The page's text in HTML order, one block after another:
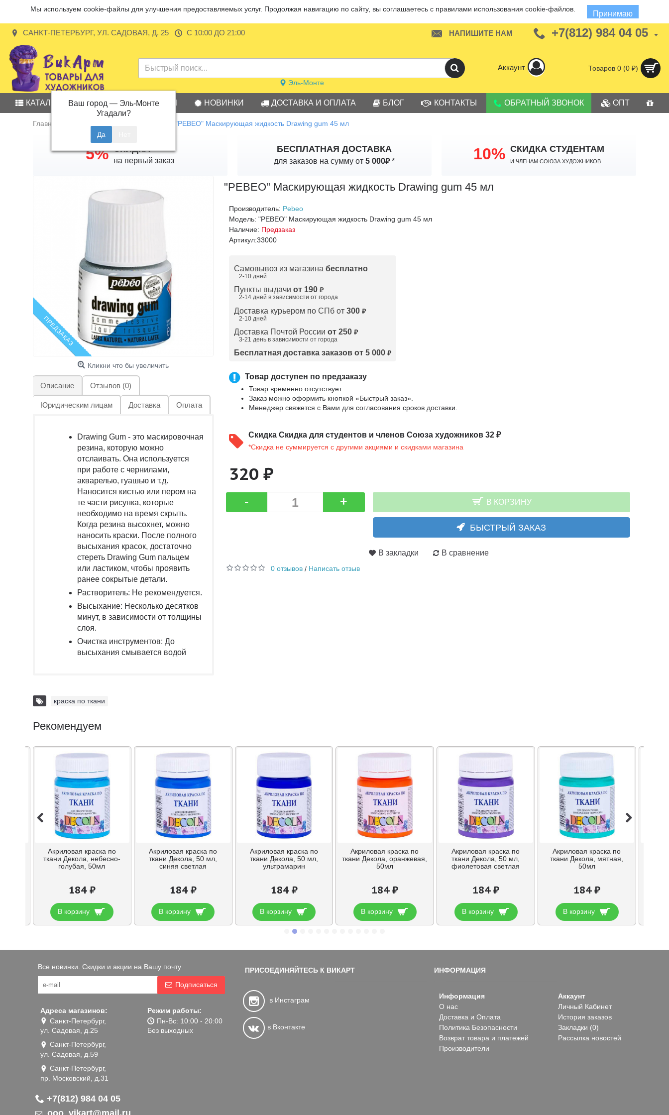
Мы используем cookie-файлы для улучшения предоставляемых услуг. Продолжая навигацию по сайту, вы соглашаетесь с правилами использования cookie-файлов.
Принимаю
САНКТ-ПЕТЕРБУРГ, УЛ. САДОВАЯ, Д. 25 С 10:00 ДО 21:00 НАПИШИТЕ НАМ +7(812) 984 04 05
Эль-Монте
Ваш город — Эль-Монте
Угадали?
Аккаунт Товаров 0 (0 ₽)
КАТАЛОГ АКЦИИ БРЕНДЫ НОВИНКИ ДОСТАВКА И ОПЛАТА БЛОГ КОНТАКТЫ ОБРАТНЫЙ ЗВОНОК ОПТ
Главная "PEBEO" Маскирующая жидкость Drawing gum 45 мл
5% СКИДКА
на первый заказ
БЕСПЛАТНАЯ ДОСТАВКА
для заказов на сумму от5 000₽* 10% СКИДКА СТУДЕНТАМ
И членам Союза Художников
ПРЕДЗАКАЗ
Кликни что бы увеличить
Описание Отзывов (0)
Юридическим лицам Доставка Оплата
Drawing Gum - это маскировочная
резина, которую можно
отслаивать. Она используется
при работе с чернилами,
акварелью, гуашью и т.д.
Наносится кистью или пером на
те части рисунка, которые
необходимо на время скрыть.
Когда резина высохнет, можно
наносить краски. После полного
высыхания красок, достаточно
стереть Drawing Gum пальцем
или ластиком, чтобы проявить
ранее сокрытые детали.
Растворитель: Не рекомендуется.
Высыхание: Несколько десятков
минут, в зависимости от толщины
слоя.
Очистка инструментов: До
высыхания смывается водой
"PEBEO" Маскирующая жидкость Drawing gum 45 мл
Производитель: Pebeo
Модель: "PEBEO" Маскирующая жидкость Drawing gum 45 мл
Наличие: Предзаказ
Артикул:33000
Самовывоз из магазина бесплатно
2-10 дней
Пункты выдачи от 190 ₽
2-14 дней в зависимости от города
Доставка курьером по СПб от 300 ₽
2-10 дней
Доставка Почтой России от 250 ₽
3-21 день в зависимости от города
Бесплатная доставка заказов от 5 000₽
Товар доступен по предзаказу
Товар временно отсутствует.
Заказ можно оформить кнопкой «Быстрый заказ».
Менеджер свяжется с Вами для согласования сроков доставки.
Скидка Скидка для студентов и членов Союза художников 32 ₽
*Скидка не суммируется с другими акциями и скидками магазина
320 ₽
- + В КОРЗИНУ
БЫСТРЫЙ ЗАКАЗ
В закладки В сравнение
0 отзывов/ Написать отзыв
краска по ткани
Рекомендуем
Акриловая краска по
ткани Декола, небесно-
голубая, 50мл
184 ₽
В корзину
Акриловая краска по
ткани Декола, 50 мл,
синяя светлая
184 ₽
В корзину
Акриловая краска по
ткани Декола, 50 мл,
ультрамарин
184 ₽
В корзину
Акриловая краска по
ткани Декола, оранжевая,
50мл
184 ₽
В корзину
Акриловая краска по
ткани Декола, 50 мл,
фиолетовая светлая
184 ₽
В корзину
Акриловая краска по
ткани Декола, мятная,
50мл
184 ₽
В корзину
Все новинки. Скидки и акции на Вашу почту
Подписаться
Адреса магазинов:
Санкт-Петербург,
ул. Садовая, д.25
Санкт-Петербург,
ул. Садовая, д.59
Санкт-Петербург,
пр. Московский, д.31
Режим работы:
Пн-Вс: 10:00 - 20:00
Без выходных
+7(812) 984 04 05
ПРИСОЕДИНЯЙТЕСЬ К ВИКАРТ
в Инстаграм
в Вконтакте
ИНФОРМАЦИЯ
Информация
О нас
Доставка и Оплата
Политика Безопасности
Возврат товара и платежей
Производители
Аккаунт
Личный Кабинет
История заказов
Закладки (0)
Рассылка новостей